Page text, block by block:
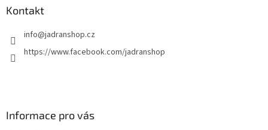
Kontakt
info@jadranshop.cz
https://www.facebook.com/jadranshop
Informace pro vás